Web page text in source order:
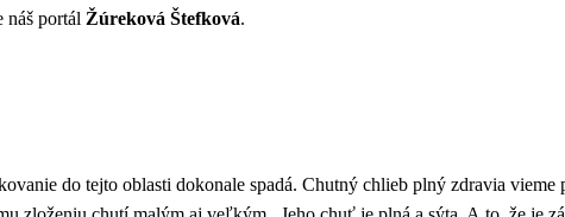
náš portál Žúreková Štefková.
do tejto oblasti dokonale spadá. Chutný chlieb plný zdravia